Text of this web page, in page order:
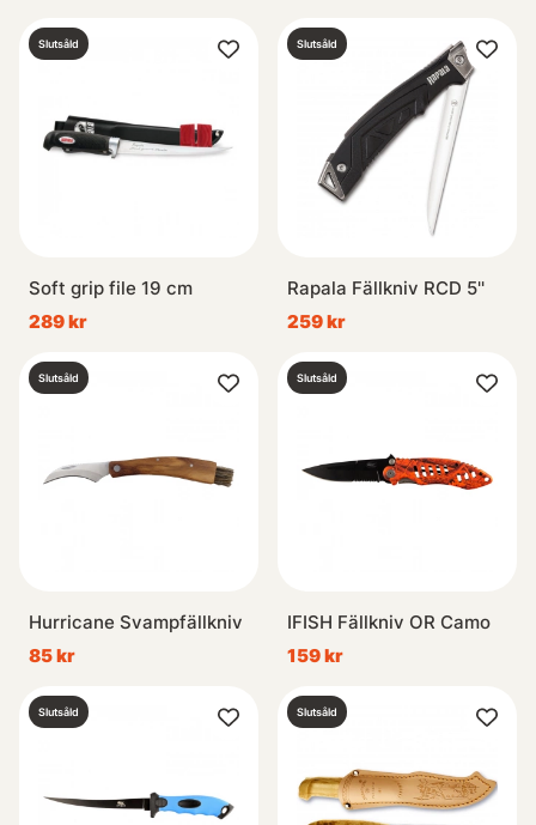
Slutsåld
Soft grip file 19 cm
289 kr
Slutsåld
Rapala Fällkniv RCD 5''
259 kr
Slutsåld
Hurricane Svampfällkniv
85 kr
Slutsåld
IFISH Fällkniv OR Camo
159 kr
Slutsåld Slutsåld